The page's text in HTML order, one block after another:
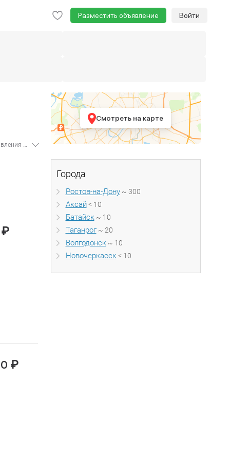
Разместить объявление Войти
Смотреть на карте
Города
Ростов-на-Дону~ 300
Аксай< 10
Батайск ~ 10
Таганрог~ 20
Волгодонск ~ 10
Новочеркасск < 10
Если вы хотите купить офис Ростовской области, то предлагаем ознакомиться с актуальными предложениями. На сегодня размещено - 392 объявления о продаже офисов. Минимальная цена помещения составляет 50 000 рублей и может варьироваться в зависимости от его размеров, благоустройства и др. Наименьшая площадь помещения - 8 м². Все необходимые вам параметры вы можете задать в форме поиска: цена, площадь, район поиска. Воспользуйтесь также функцией добавления объявлений "В избранные", чтобы не потерять понравившийся вариант.
₽
₽